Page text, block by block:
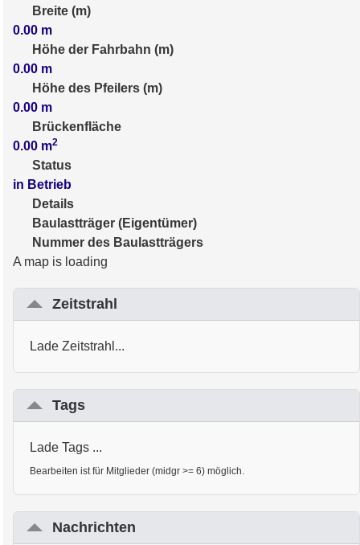
Breite (m)
0.00 m
Höhe der Fahrbahn (m)
0.00 m
Höhe des Pfeilers (m)
0.00 m
Brückenfläche
0.00 m2
Status
in Betrieb
Details
Baulastträger (Eigentümer)
Nummer des Baulastträgers
A map is loading
Zeitstrahl
Lade Zeitstrahl...
Tags
Lade Tags ...
Bearbeiten ist für Mitglieder (midgr >= 6) möglich.
Nachrichten